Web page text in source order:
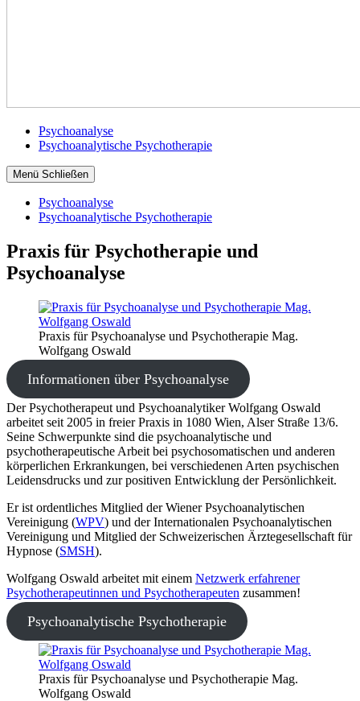
Psychoanalyse
Psychoanalytische Psychotherapie
Menü Schließen
Psychoanalyse
Psychoanalytische Psychotherapie
Praxis für Psychotherapie und
Psychoanalyse
Praxis für Psychoanalyse und Psychotherapie Mag.
Wolfgang Oswald
Informationen über Psychoanalyse
Der Psychotherapeut und Psychoanalytiker Wolfgang Oswald
arbeitet seit 2005 in freier Praxis in 1080 Wien, Alser Straße 13/6.
Seine Schwerpunkte sind die psychoanalytische und
psychotherapeutische Arbeit bei psychosomatischen und anderen
körperlichen Erkrankungen, bei verschiedenen Arten psychischen
Leidensdrucks und zur positiven Entwicklung der Persönlichkeit.
Er ist ordentliches Mitglied der Wiener Psychoanalytischen
Vereinigung (WPV) und der Internationalen Psychoanalytischen
Vereinigung und Mitglied der Schweizerischen Ärztegesellschaft für
Hypnose (SMSH).
Wolfgang Oswald arbeitet mit einem Netzwerk erfahrener
Psychotherapeutinnen und Psychotherapeuten zusammen!
Psychoanalytische Psychotherapie
Praxis für Psychoanalyse und Psychotherapie Mag.
Wolfgang Oswald